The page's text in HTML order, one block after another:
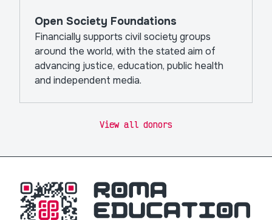
Open Society Foundations
Financially supports civil society groups
around the world, with the stated aim of
advancing justice, education, public health
and independent media.
View all donors